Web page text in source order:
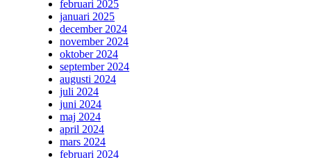
februari 2025
januari 2025
december 2024
november 2024
oktober 2024
september 2024
augusti 2024
juli 2024
juni 2024
maj 2024
april 2024
mars 2024
februari 2024